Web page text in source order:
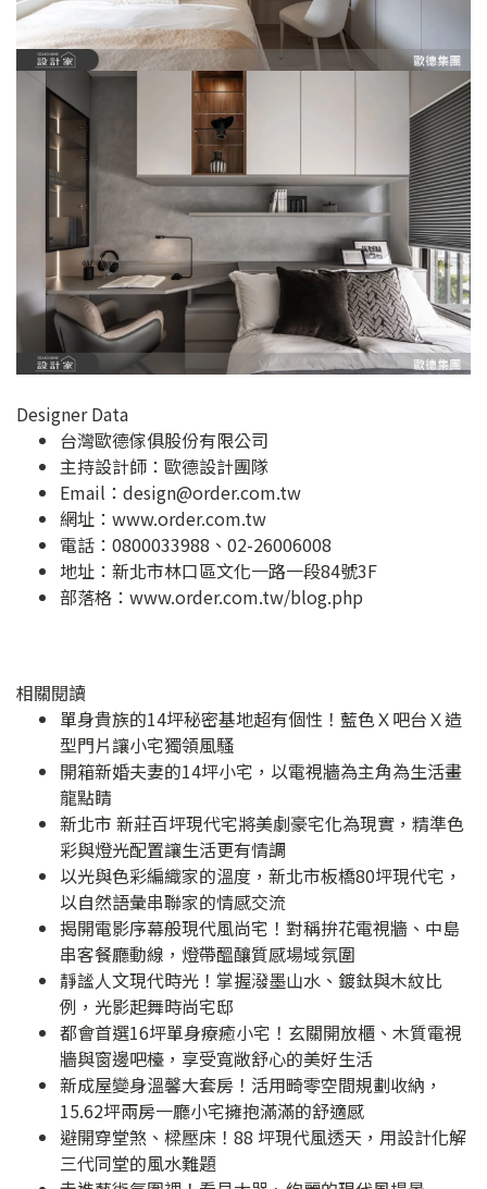
Designer Data
台灣歐德傢俱股份有限公司
主持設計師：歐德設計團隊
Email： design@order.com.tw
網址： www.order.com.tw
電話：0800033988、02-26006008
地址： 新北市林口區文化一路一段84號3F
部落格： www.order.com.tw/blog.php
相關閱讀
單身貴族的14坪秘密基地超有個性！藍色Ｘ吧台Ｘ造
型門片讓小宅獨領風騷
開箱新婚夫妻的14坪小宅，以電視牆為主角為生活畫
龍點睛
新北市 新莊百坪現代宅將美劇豪宅化為現實，精準色
彩與燈光配置讓生活更有情調
以光與色彩編織家的溫度，新北市板橋80坪現代宅，
以自然語彙串聯家的情感交流
揭開電影序幕般現代風尚宅！對稱拚花電視牆、中島
串客餐廳動線，燈帶醞釀質感場域氛圍
靜謐人文現代時光！掌握潑墨山水、鍍鈦與木紋比
例，光影起舞時尚宅邸
都會首選16坪單身療癒小宅！玄關開放櫃、木質電視
牆與窗邊吧檯，享受寬敞舒心的美好生活
新成屋變身溫馨大套房！活用畸零空間規劃收納，
15.62坪兩房一廳小宅擁抱滿滿的舒適感
避開穿堂煞、樑壓床！88 坪現代風透天，用設計化解
三代同堂的風水難題